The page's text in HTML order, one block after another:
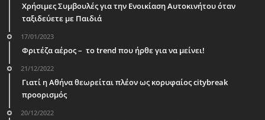
Χρήσιμες Συμβουλές για την Ενοικίαση Αυτοκινήτου όταν
ταξιδεύετε με Παιδιά
17/01/2023
Φριτέζα αέρος – το trend που ήρθε για να μείνει!
21/12/2022
Γιατί η Αθήνα θεωρείται πλέον ως κορυφαίος citybreak
προορισμός
20/12/2022